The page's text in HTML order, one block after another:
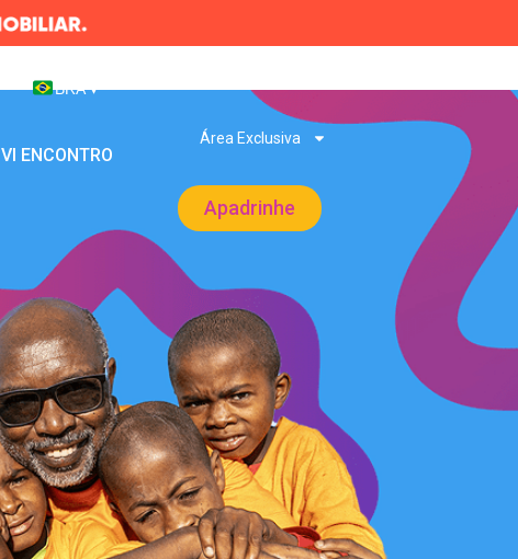
BRA ▾
VI ENCONTRO
Área Exclusiva
Apadrinhe